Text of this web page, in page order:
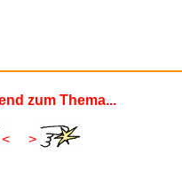
zum Thema...
< >